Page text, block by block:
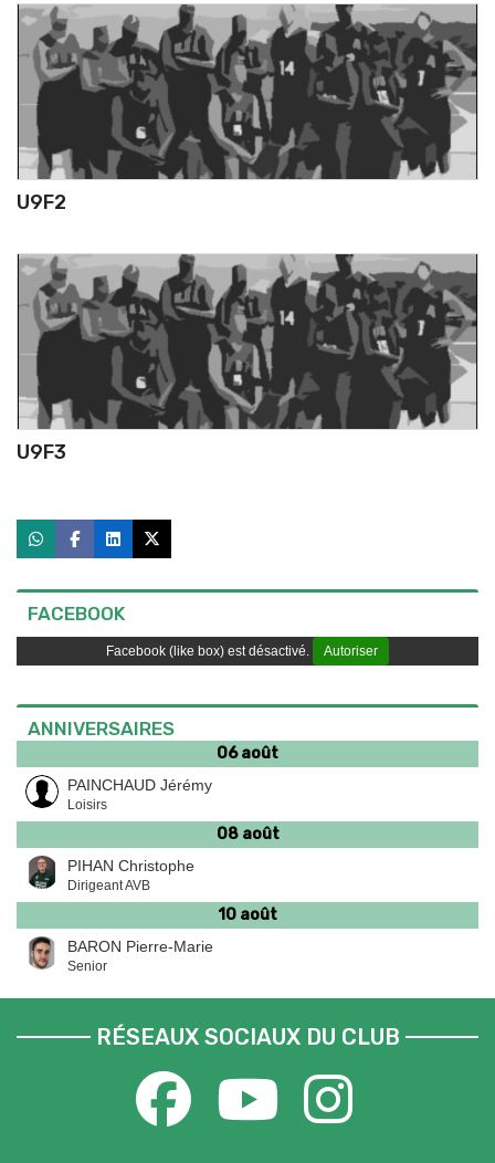
U9F2
U9F3
FACEBOOK
Facebook (like box) est désactivé. Autoriser
ANNIVERSAIRES
06 août
PAINCHAUD Jérémy
Loisirs
08 août
PIHAN Christophe
Dirigeant AVB
10 août
BARON Pierre-Marie
Senior
RÉSEAUX SOCIAUX DU CLUB